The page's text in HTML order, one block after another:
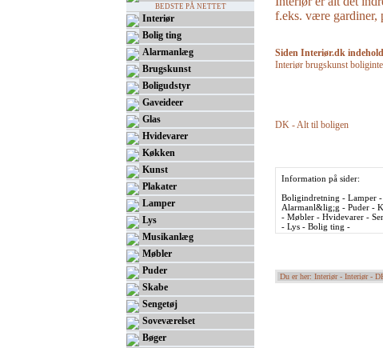
BEDSTE PÅ NETTET
Interiør
Bolig ting
Alarmanlæg
Brugskunst
Boligudstyr
Gaveideer
Glas
Hvidevarer
Køkken
Kunst
Plakater
Lamper
Lys
Musikanlæg
Møbler
Puder
Skabe
Sengetøj
Soveværelset
Bøger
f.eks. være gardiner,
Siden Interiør.dk
Interiør brugskunst
DK - Alt til boligen
Information på sider:
Boligindretning - Lamper
Alarmanl&lig;g - Puder -
- Møbler - Hvidevarer -
- Lys - Bolig ting -
Du er her: Interiør - Interiør -